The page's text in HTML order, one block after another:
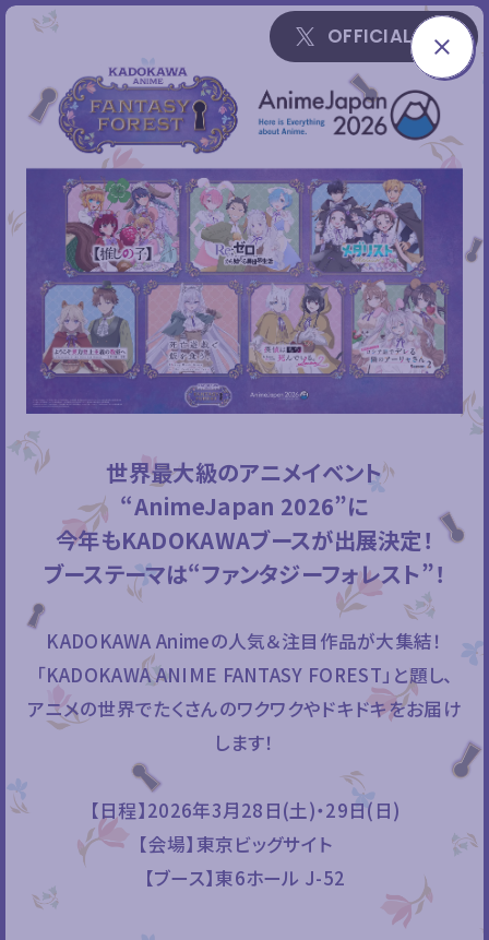
X OFFICIAL X
世界最大級のアニメイベント
“AnimeJapan 2026”に
今年もKADOKAWAブースが出展決定！
ブーステーマは“ファンタジーフォレスト”！
KADOKAWA Animeの人気＆注目作品が大集結！
「KADOKAWA ANIME FANTASY FOREST」と題し、
アニメの世界でたくさんのワクワクやドキドキをお届け
します！
【日程】2026年3月28日(土)・29日(日)
【会場】東京ビッグサイト
【ブース】東6ホール J-52
C
L
O
E